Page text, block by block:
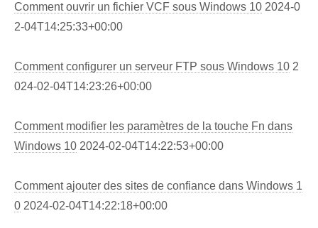
Comment ouvrir un fichier VCF sous Windows 10 2024-0
2-04T14:25:33+00:00
Comment configurer un serveur FTP sous Windows 10 2
024-02-04T14:23:26+00:00
Comment modifier les paramètres de la touche Fn dans
Windows 10 2024-02-04T14:22:53+00:00
Comment ajouter des sites de confiance dans Windows 1
0 2024-02-04T14:22:18+00:00